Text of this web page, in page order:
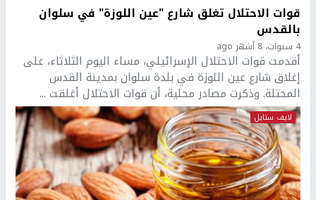
قوات الاحتلال تغلق شارع "عين اللوزة" في سلوان
بالقدس
4 سنوات، 8 أشهر ago
أقدمت قوات الاحتلال الإسرائيلي، مساء اليوم الثلاثاء، على
إغلاق شارع عين اللوزة في بلدة سلوان بمدينة القدس
المحتلة. وذكرت مصادر محلية، أن قوات الاحتلال أغلقت ...
لايف ستايل